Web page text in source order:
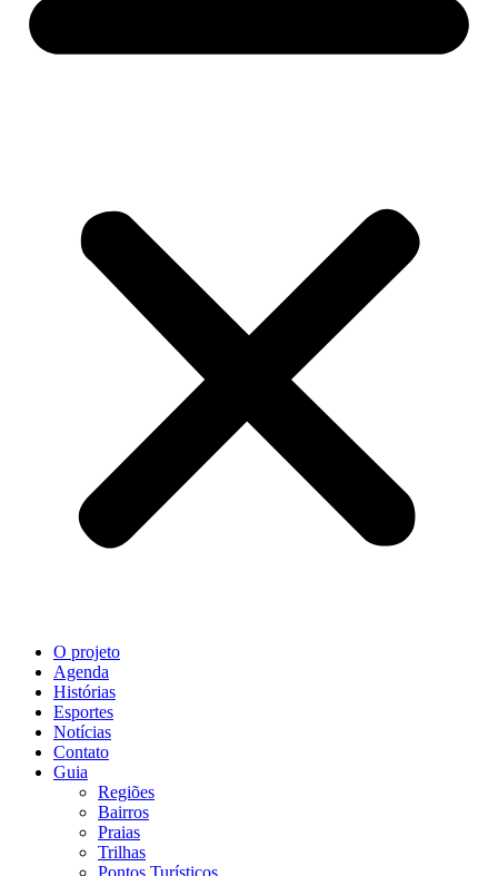
O projeto
Agenda
Histórias
Esportes
Notícias
Contato
Guia
Regiões
Bairros
Praias
Trilhas
Pontos Turísticos